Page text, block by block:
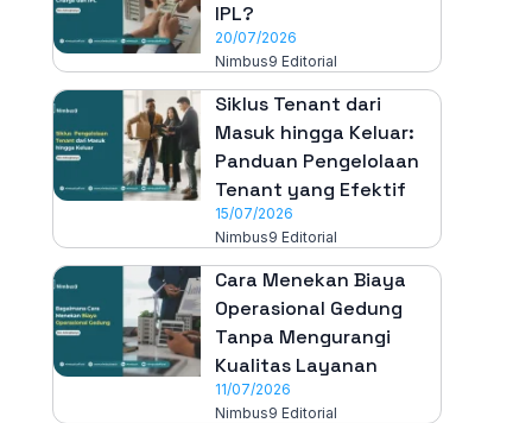
IPL?
20/07/2026
Nimbus9 Editorial
Siklus Tenant dari
Masuk hingga Keluar:
Panduan Pengelolaan
Tenant yang Efektif
15/07/2026
Nimbus9 Editorial
Cara Menekan Biaya
Operasional Gedung
Tanpa Mengurangi
Kualitas Layanan
11/07/2026
Nimbus9 Editorial